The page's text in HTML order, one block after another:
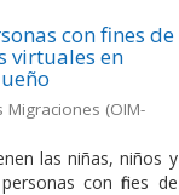
con fines de
virtuales en
(OIM-
las niñas, niños y
con fines de